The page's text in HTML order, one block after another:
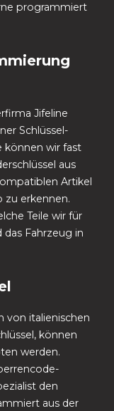
programmiert
Jifeline
Schlüssel-
können wir fast
aus
Artikel
zu erkennen.
Teile wir für
Fahrzeug in
von italienischen
können
werden.
den
aus der